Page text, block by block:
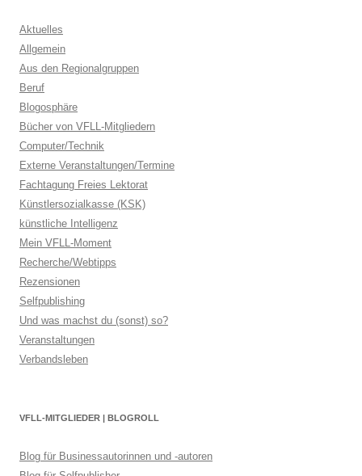
Aktuelles
Allgemein
Aus den Regionalgruppen
Beruf
Blogosphäre
Bücher von VFLL-Mitgliedern
Computer/Technik
Externe Veranstaltungen/Termine
Fachtagung Freies Lektorat
Künstlersozialkasse (KSK)
künstliche Intelligenz
Mein VFLL-Moment
Recherche/Webtipps
Rezensionen
Selfpublishing
Und was machst du (sonst) so?
Veranstaltungen
Verbandsleben
VFLL-MITGLIEDER | BLOGROLL
Blog für Businessautorinnen und -autoren